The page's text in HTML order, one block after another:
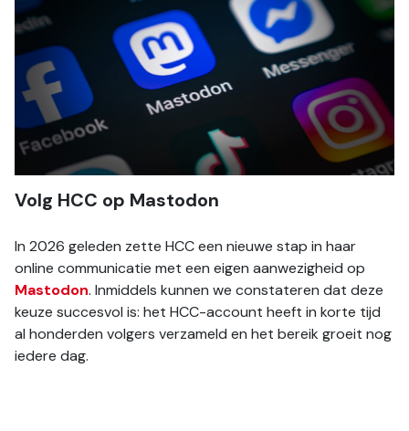
Volg HCC op Mastodon
In 2026 geleden zette HCC een nieuwe stap in haar
Mastodon. Inmiddels kunnen we constateren dat deze
keuze succesvol is: het HCC-account heeft in korte tijd
al honderden volgers verzameld en het bereik groeit nog
iedere dag.